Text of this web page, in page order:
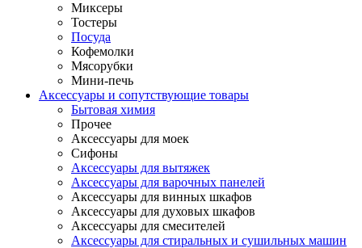
Миксеры
Тостеры
Посуда
Кофемолки
Мясорубки
Мини-печь
Аксессуары и сопутствующие товары
Бытовая химия
Прочее
Аксессуары для моек
Сифоны
Аксессуары для вытяжек
Аксессуары для варочных панелей
Аксессуары для винных шкафов
Аксессуары для духовых шкафов
Аксессуары для смесителей
Аксессуары для стиральных и сушильных машин